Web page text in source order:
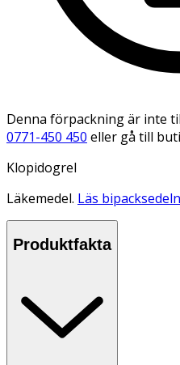
Denna förpackning är inte
0771-450 450 eller gå till
Klopidogrel
Läkemedel. Läs
Produktfakta